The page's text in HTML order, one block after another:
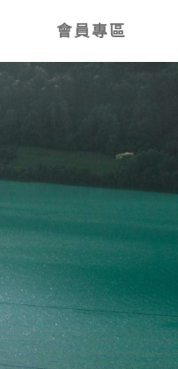
會員專區